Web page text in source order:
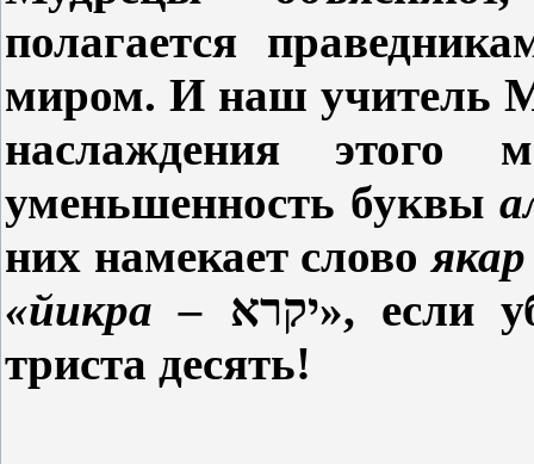
полагается
миром. И наш учитель
наслаждения
уменьшенность буквы
них намекает слово
«йикра – יקרא», если
триста десять!